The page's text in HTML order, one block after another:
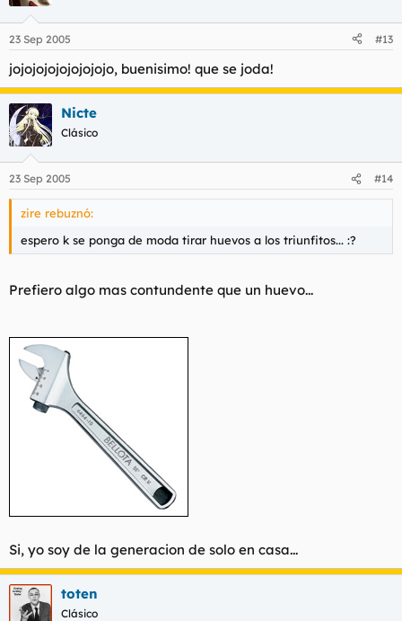
23 Sep 2005 #13
jojojojojojojojojo, buenisimo! que se joda!
Nicte
Clásico
23 Sep 2005 #14
zire rebuznó:
espero k se ponga de moda tirar huevos a los triunfitos... :?
Prefiero algo mas contundente que un huevo...
Si, yo soy de la generacion de solo en casa...
toten
Clásico